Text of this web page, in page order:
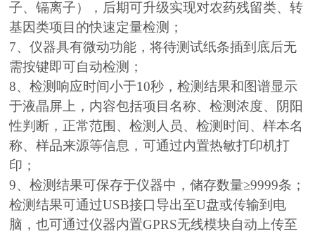
子、镉离子），后期可升级实现对农药残留类、转
基因类项目的快速定量检测；
7、仪器具有微动功能，将待测试纸条插到底后无
需按键即可自动检测；
8、检测响应时间小于10秒，检测结果和图谱显示
于液晶屏上，内容包括项目名称、检测浓度、阴阳
性判断，正常范围、检测人员、检测时间、样本名
称、样品来源等信息，可通过内置热敏打印机打
印；
9、检测结果可保存于仪器中，储存数量≥9999条；
检测结果可通过USB接口导出至U盘或传输到电
脑，也可通过仪器内置GPRS无线模块自动上传至